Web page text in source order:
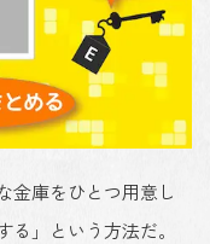
金庫をひとつ用意し
」という方法だ。